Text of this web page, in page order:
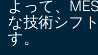
よって、
な技術シフ
す。